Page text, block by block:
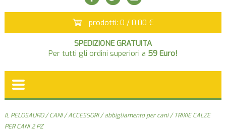
prodotti: 0 / 0,00 €
SPEDIZIONE GRATUITA
Per tutti gli ordini superiori a 59 Euro!
IL PELOSAURO/CANI/ACCESSORI/abbigliamento per cani/ TRIXIE CALZE
PER CANI 2 PZ